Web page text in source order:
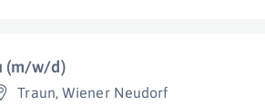
(m/w/d)
Traun,Wiener Neudorf